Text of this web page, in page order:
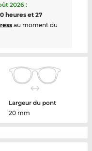
2026:
heures et 27
au moment du
Largeur du pont
20 mm